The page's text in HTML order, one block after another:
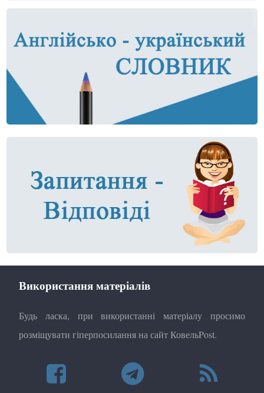
Використання матеріалів
Будь ласка, при використанні матеріалу просимо
розміщувати гіперпосилання на сайт КовельPost.